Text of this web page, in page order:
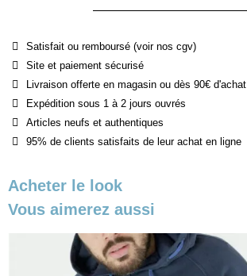
Satisfait ou remboursé (voir nos cgv)
Site et paiement sécurisé
Livraison offerte en magasin ou dès 90€ d'achat
Expédition sous 1 à 2 jours ouvrés
Articles neufs et authentiques
95% de clients satisfaits de leur achat en ligne
Acheter le look
Vous aimerez aussi